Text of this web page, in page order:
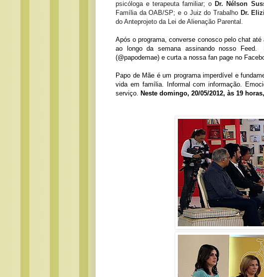
psicóloga e terapeuta familiar; o Dr. Nélson
Família da OAB/SP; e o Juiz do Trabalho Dr.
do Anteprojeto da Lei de Alienação Parental.
Após o programa, converse conosco pelo chat
ao longo da semana assinando nosso Feed.
(@papodemae) e curta a nossa fan page no
Papo de Mãe é um programa imperdível e
vida em família. Informal com informação.
serviço.
Neste domingo, 20/05/2012, às 19